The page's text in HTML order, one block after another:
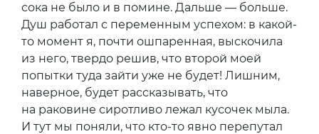
сока не было и в помине. Дальше — больше.
Душ работал с переменным успехом: в какой-
то момент я, почти ошпаренная, выскочила
из него, твердо решив, что второй моей
попытки туда зайти уже не будет! Лишним,
наверное, будет рассказывать, что
на раковине сиротливо лежал кусочек мыла.
И тут мы поняли, что кто-то явно перепутал